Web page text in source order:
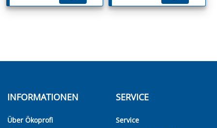
INFORMATIONEN
Über Ökoprofi
SERVICE
Service